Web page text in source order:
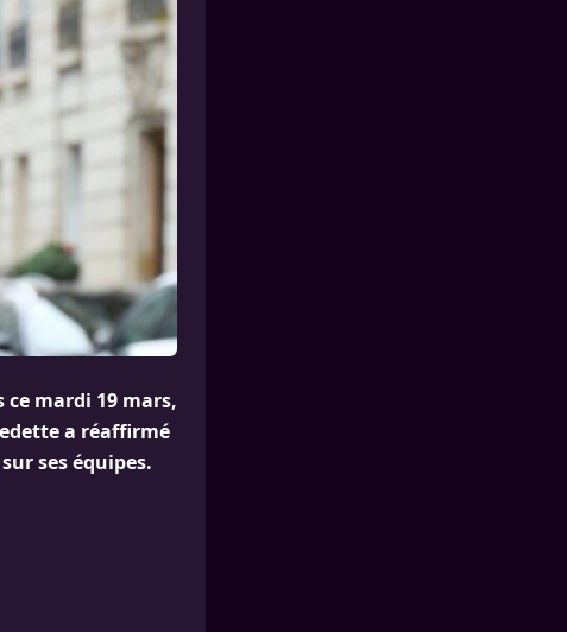
mardi 19 mars,
a réaffirmé
ses équipes.